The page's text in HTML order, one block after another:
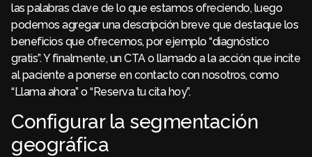
las palabras clave de lo que estamos ofreciendo, luego
podemos agregar una descripción breve que destaque los
beneficios que ofrecemos, por ejemplo “diagnóstico
gratis”. Y finalmente, un CTA o llamado a la acción que incite
al paciente a ponerse en contacto con nosotros, como
“Llama ahora” o “Reserva tu cita hoy”.
Configurar la segmentación
geográfica